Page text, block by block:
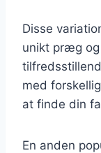
Disse
unikt præg
med
at finde din
En anden